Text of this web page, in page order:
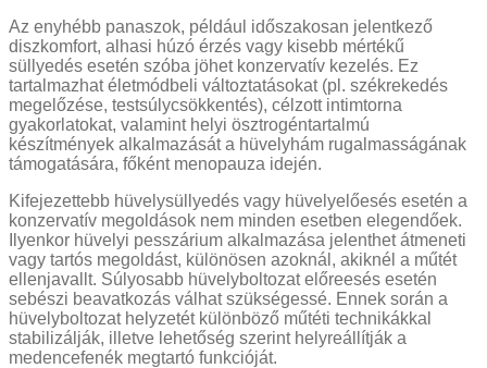
Az enyhébb panaszok, például időszakosan jelentkező
diszkomfort, alhasi húzó érzés vagy kisebb mértékű
süllyedés esetén szóba jöhet konzervatív kezelés. Ez
tartalmazhat életmódbeli változtatásokat (pl. székrekedés
megelőzése, testsúlycsökkentés), célzott intimtorna
gyakorlatokat, valamint helyi ösztrogéntartalmú
készítmények alkalmazását a hüvelyhám rugalmasságának
támogatására, főként menopauza idején.
Kifejezettebb hüvelysüllyedés vagy hüvelyelőesés esetén a
konzervatív megoldások nem minden esetben elegendőek.
Ilyenkor hüvelyi pesszárium alkalmazása jelenthet átmeneti
vagy tartós megoldást, különösen azoknál, akiknél a műtét
ellenjavallt. Súlyosabb hüvelyboltozat előreesés esetén
sebészi beavatkozás válhat szükségessé. Ennek során a
hüvelyboltozat helyzetét különböző műtéti technikákkal
stabilizálják, illetve lehetőség szerint helyreállítják a
medencefenék megtartó funkcióját.